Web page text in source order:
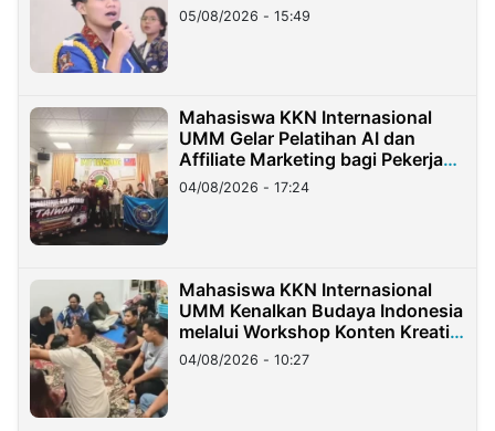
05/08/2026 - 15:49
Mahasiswa KKN Internasional
UMM Gelar Pelatihan AI dan
Affiliate Marketing bagi Pekerja
Migran Indonesia di Taiwan
04/08/2026 - 17:24
Mahasiswa KKN Internasional
UMM Kenalkan Budaya Indonesia
melalui Workshop Konten Kreatif
di Taiwan
04/08/2026 - 10:27